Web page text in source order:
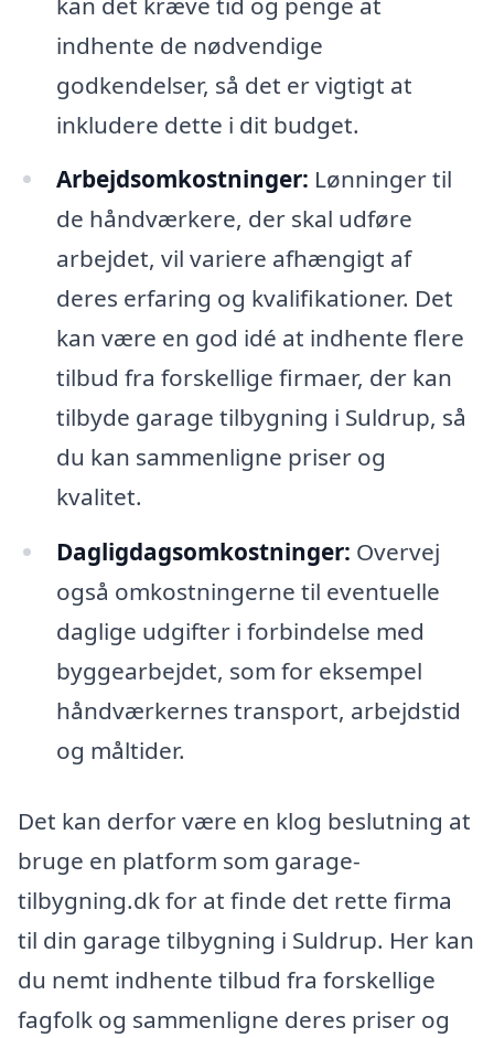
indhente de nødvendige
godkendelser, så det er vigtigt at
inkludere dette i dit budget.
Arbejdsomkostninger: Lønninger til
de håndværkere, der skal udføre
arbejdet, vil variere afhængigt af
deres erfaring og kvalifikationer. Det
kan være en god idé at indhente flere
tilbud fra forskellige firmaer, der kan
tilbyde garage tilbygning i Suldrup, så
du kan sammenligne priser og
kvalitet.
Dagligdagsomkostninger: Overvej
også omkostningerne til eventuelle
daglige udgifter i forbindelse med
byggearbejdet, som for eksempel
håndværkernes transport, arbejdstid
og måltider.
Det kan derfor være en klog beslutning at
bruge en platform som garage-
tilbygning.dk for at finde det rette firma
til din garage tilbygning i Suldrup. Her kan
du nemt indhente tilbud fra forskellige
fagfolk og sammenligne deres priser og